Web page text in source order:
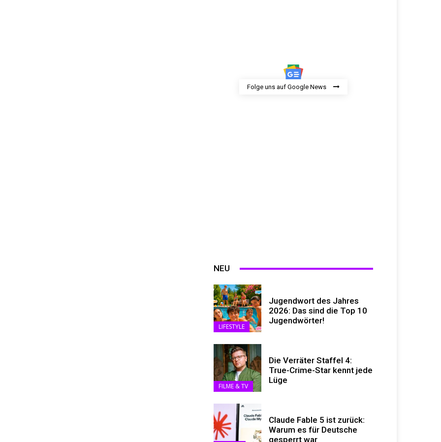
Folge uns auf Google News
NEU
LIFESTYLE
Jugendwort des Jahres
2026: Das sind die Top 10
Jugendwörter!
FILME & TV
Die Verräter Staffel 4:
True-Crime-Star kennt jede
Lüge
Claude Fable 5 ist zurück:
Warum es für Deutsche
gesperrt war